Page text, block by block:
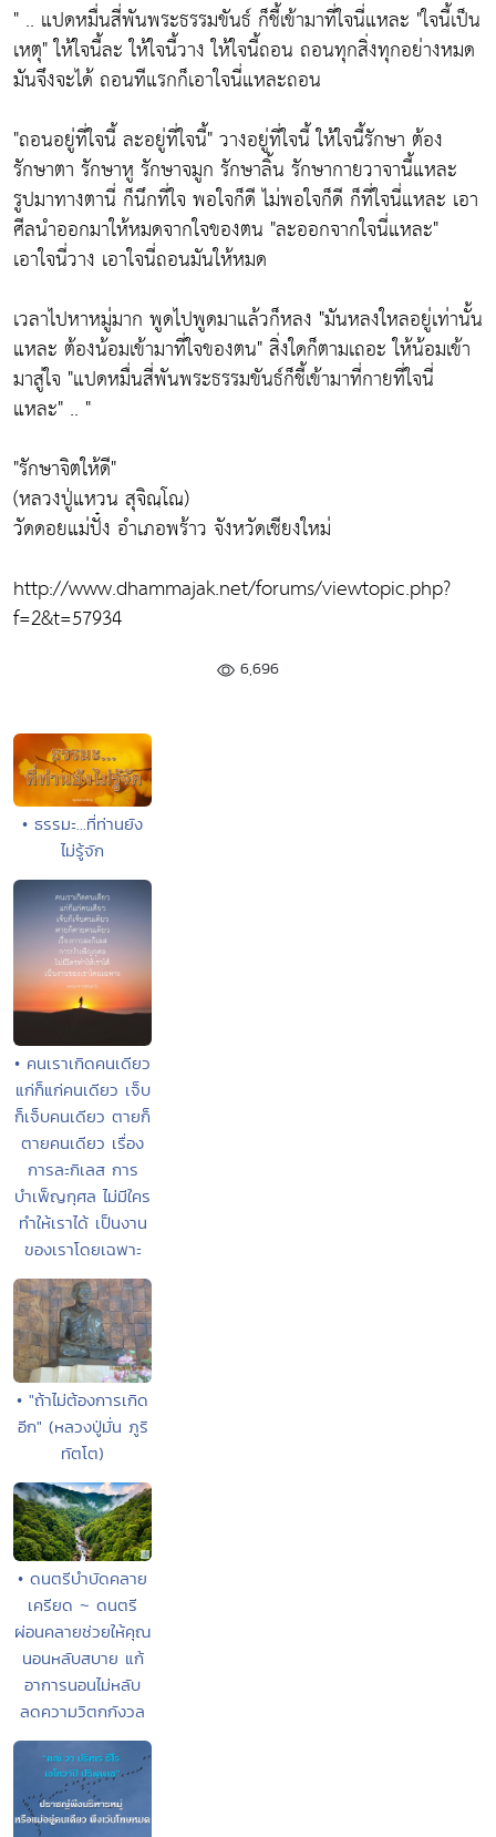
" .. แปดหมื่นสี่พันพระธรรมขันธ์ ก็ชี้เข้ามาที่ใจนี่แหละ "ใจนี้เป็น
เหตุ"ให้ใจนี้ละ ให้ใจนี้วาง ให้ใจนี้ถอน ถอนทุกสิ่งทุกอย่างหมด
มันจึงจะได้ ถอนทีแรกก็เอาใจนี่แหละถอน
"ถอนอยู่ที่ใจนี้ ละอยู่ที่ใจนี้"วางอยู่ที่ใจนี้ ให้ใจนี้รักษา ต้อง
รักษาตา รักษาหู รักษาจมูก รักษาลิ้น รักษากายวาจานี้แหละ
รูปมาทางตานี่ ก็นึกที่ใจ พอใจก็ดี ไม่พอใจก็ดี ก็ที่ใจนี่แหละ เอา
ศีลนำออกมาให้หมดจากใจของตน "ละออกจากใจนี่แหละ"
เอาใจนี่วาง เอาใจนี่ถอนมันให้หมด
เวลาไปหาหมู่มาก พูดไปพูดมาแล้วก็หลง "มันหลงใหลอยู่เท่านั้น
แหละ ต้องน้อมเข้ามาที่ใจของตน"สิ่งใดก็ตามเถอะ ให้น้อมเข้า
มาสู่ใจ "แปดหมื่นสี่พันพระธรรมขันธ์ก็ชี้เข้ามาที่กายที่ใจนี่
แหละ" .. "
"รักษาจิตให้ดี"
(หลวงปู่แหวน สุจิณฺโณ)
วัดดอยแม่ปั๋ง อำเภอพร้าว จังหวัดเชียงใหม่
http://www.dhammajak.net/forums/viewtopic.php?
f=2&t=57934
6,696
• ธรรมะ...ที่ท่านยัง
ไม่รู้จัก
• คนเราเกิดคนเดียว
แก่ก็แก่คนเดียว เจ็บ
ก็เจ็บคนเดียว ตายก็
ตายคนเดียว เรื่อง
การละกิเลส การ
บำเพ็ญกุศล ไม่มีใคร
ทำให้เราได้ เป็นงาน
ของเราโดยเฉพาะ
• "ถ้าไม่ต้องการเกิด
อีก" (หลวงปู่มั่น ภูริ
ทัตโต)
• ดนตรีบำบัดคลาย
เครียด ~ ดนตรี
ผ่อนคลายช่วยให้คุณ
นอนหลับสบาย แก้
อาการนอนไม่หลับ
ลดความวิตกกังวล